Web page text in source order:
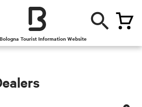
Tourist Information Website